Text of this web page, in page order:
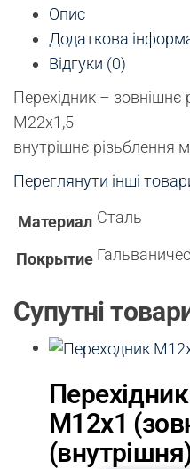
Опис
Додаткова
Відгуки (0)
Перехідник – зовнішнє
М22х1,5
внутрішнє різьблення
Переглянути інші товари
Материал Сталь
Покрытие
Супутні
М12х1